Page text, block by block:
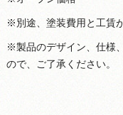
※別途、塗装費用と工賃
※製品のデザイン、仕様
ので、ご了承ください。